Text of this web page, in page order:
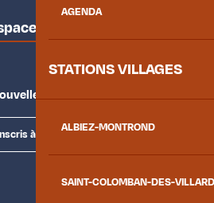
AGENDA
STATIONS VILLAGES
ALBIEZ-MONTROND
SAINT-COLOMBAN-DES-
presse
façon d'explorer la vallée.
à la newsletter